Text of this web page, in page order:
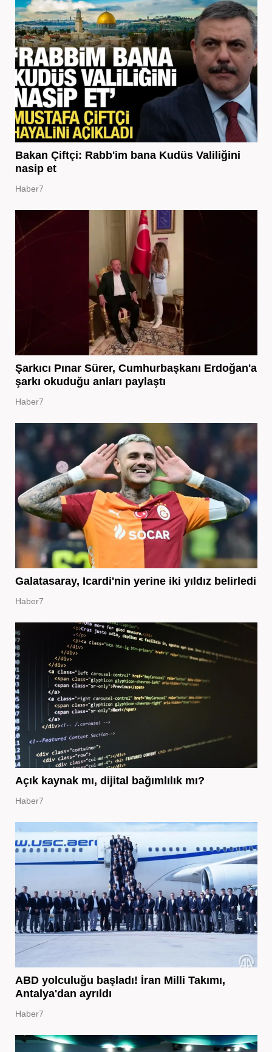
Bakan Çiftçi: Rabb'im bana Kudüs Valiliğini
nasip et
Haber7
Şarkıcı Pınar Sürer, Cumhurbaşkanı Erdoğan'a
şarkı okuduğu anları paylaştı
Haber7
Galatasaray, Icardi'nin yerine iki yıldız belirledi
Haber7
Açık kaynak mı, dijital bağımlılık mı?
Haber7
ABD yolculuğu başladı! İran Milli Takımı,
Antalya'dan ayrıldı
Haber7